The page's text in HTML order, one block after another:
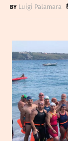
Luigi Palamara